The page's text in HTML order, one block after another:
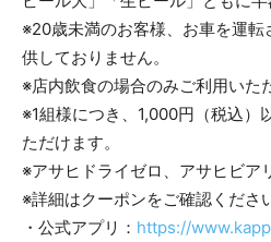
※20歳未満のお客様、お車を運
供しておりません。
※店内飲食の場合のみご利用いた
※1組様につき、1,000円（税込）
ただけます。
※アサヒドライゼロ、アサヒビア
※詳細はクーポンをご確認くださ
・公式アプリ： https://